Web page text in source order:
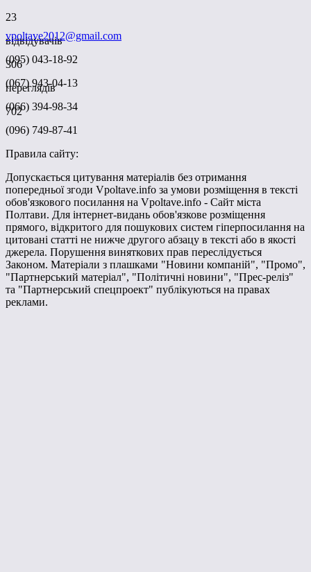
23
відвідувачів
306
переглядів
702
vpoltave2012@gmail.com
(095) 043-18-92
(067) 943-04-13
(066) 394-98-34
(096) 749-87-41
Правила сайту:
Допускається цитування матеріалів без отримання
попередньої згоди Vpoltave.info за умови розміщення в тексті
обов'язкового посилання на Vpoltave.info - Сайт міста
Полтави. Для інтернет-видань обов'язкове розміщення
прямого, відкритого для пошукових систем гіперпосилання на
цитовані статті не нижче другого абзацу в тексті або в якості
джерела. Порушення виняткових прав переслідується
Законом. Матеріали з плашками "Новини компаній", "Промо",
"Партнерський матеріал", "Політичні новини", "Прес-реліз"
та "Партнерський спецпроект" публікуються на правах
реклами.